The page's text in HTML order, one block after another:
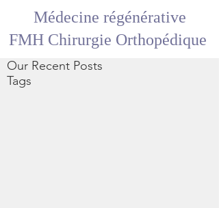
Médecine régénérative
FMH Chirurgie Orthopédique
Our Recent Posts
Tags